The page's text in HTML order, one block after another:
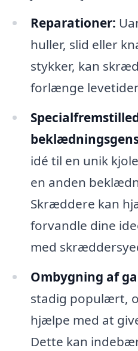
Reparationer:
huller, slid eller
stykker, kan
forlænge
idé til en unik
en anden
Skræddere kan
forvandle dine
med
Ombygning af
stadig populært,
hjælpe med at
Dette kan